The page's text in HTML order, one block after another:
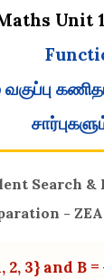
Unit
Search &
-
2, 3} and B